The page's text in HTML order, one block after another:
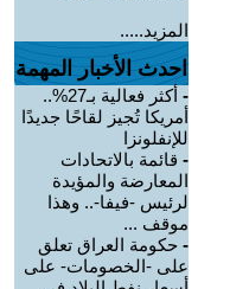
المزيد.....
احدث الأخبار المهمة
-
أكثر فعالية بـ27%..
أمريكا تُجيز لقاحًا جديدًا
للإنفلونزا
- قائمة بالاتحادات
المعارضة والمؤيدة
لرئيس -فيفا-.. وهذا
موقف ...
- حكومة العراق تعلق
على -الخصومات- على